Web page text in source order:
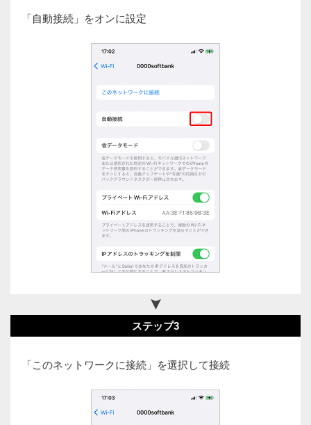
「自動接続」をオンに設定
ステップ3
「このネットワークに接続」を選択して接続